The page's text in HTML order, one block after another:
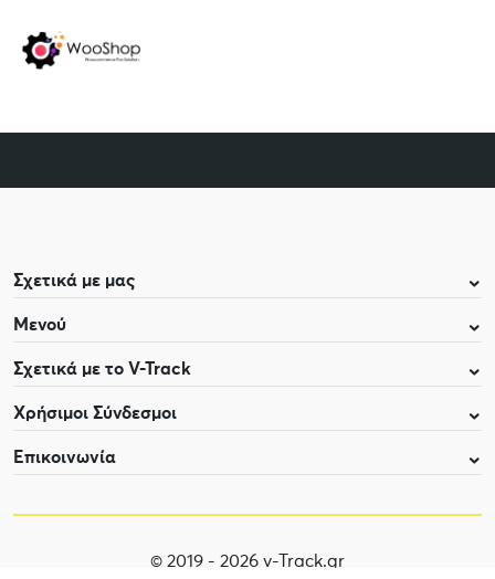
Σχετικά με μας
Μενού
Σχετικά με το V-Track
Χρήσιμοι Σύνδεσμοι
Επικοινωνία
© 2019 - 2026 v-Track.gr